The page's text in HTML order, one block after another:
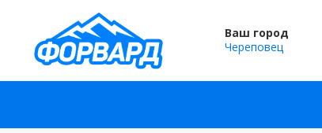
Ваш город
Череповец